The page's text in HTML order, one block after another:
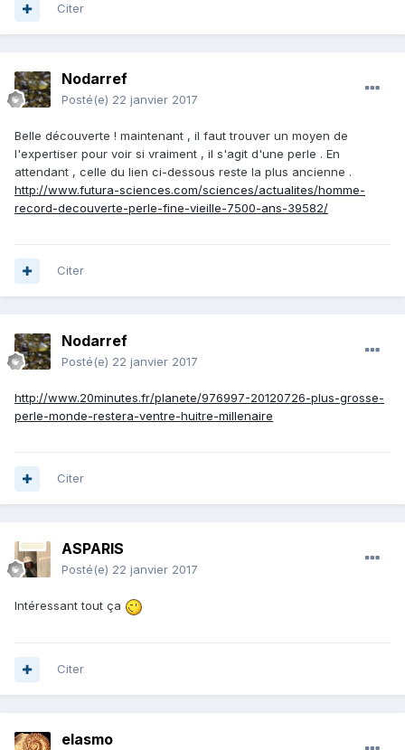
Citer
Nodarref
Posté(e) 22 janvier 2017
Belle découverte ! maintenant , il faut trouver un moyen de
l'expertiser pour voir si vraiment , il s'agit d'une perle . En
attendant , celle du lien ci-dessous reste la plus ancienne .
http://www.futura-sciences.com/sciences/actualites/homme-
record-decouverte-perle-fine-vieille-7500-ans-39582/
Citer
Nodarref
Posté(e) 22 janvier 2017
http://www.20minutes.fr/planete/976997-20120726-plus-grosse-
perle-monde-restera-ventre-huitre-millenaire
Citer
ASPARIS
Posté(e) 22 janvier 2017
Intéressant tout ça
Citer
elasmo